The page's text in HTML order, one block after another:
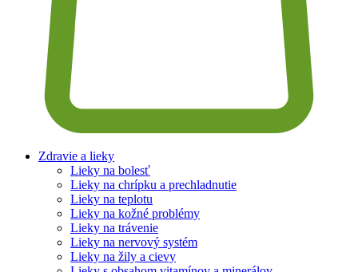
Zdravie a lieky
Lieky na bolesť
Lieky na chrípku a prechladnutie
Lieky na teplotu
Lieky na kožné problémy
Lieky na trávenie
Lieky na nervový systém
Lieky na žily a cievy